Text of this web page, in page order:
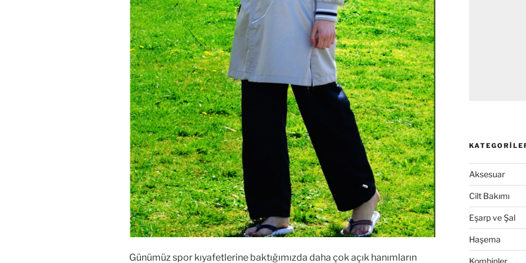
Günümüz spor kıyafetlerine baktığımızda daha çok açık hanımların
Aksesuar
Cilt Bakımı
Eşarp ve Şal
Haşema
Kombinler